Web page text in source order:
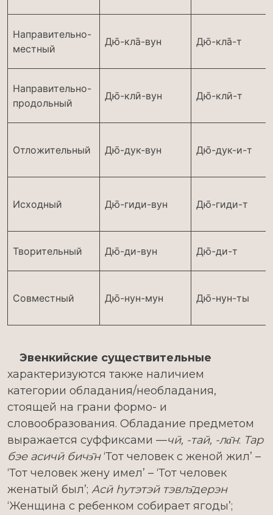
Направительно-
местный
Дю̄-кла̄-вун Дю̄-кла̄-т
Направительно-
продольный
Дю̄-клӣ-вун Дю̄-клӣ-т
Отложительный Дю̄-дук-вун Дю̄-дук-и-т
Исходный Дю̄-гиди-вун Дю̄-гиди-т
Творительный Дю̄-ди-вун Дю̄-ди-т
Совместный Дю̄-нун-мун Дю̄-нун-ты
Эвенкийские существительные
характеризуются также наличием
категории обладания/необладания,
стоящей на грани формо- и
словообразования. Обладание предметом
выражается суффиксами —чӣ, -тай, -ла̄н: Тар
бэе асичӣ бичэ̄н‘Тот человек с женой жил’ –
‘Тот человек жену имел’ – ‘Тот человек
женатый был’; Асӣ һутэтэй тэвлэ̄дерэн
‘Женщина с ребенком собирает ягоды’;